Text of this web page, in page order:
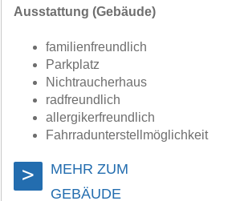
Ausstattung (Gebäude)
familienfreundlich
Parkplatz
Nichtraucherhaus
radfreundlich
allergikerfreundlich
Fahrradunterstellmöglichkeit
>
MEHR ZUM
GEBÄUDE